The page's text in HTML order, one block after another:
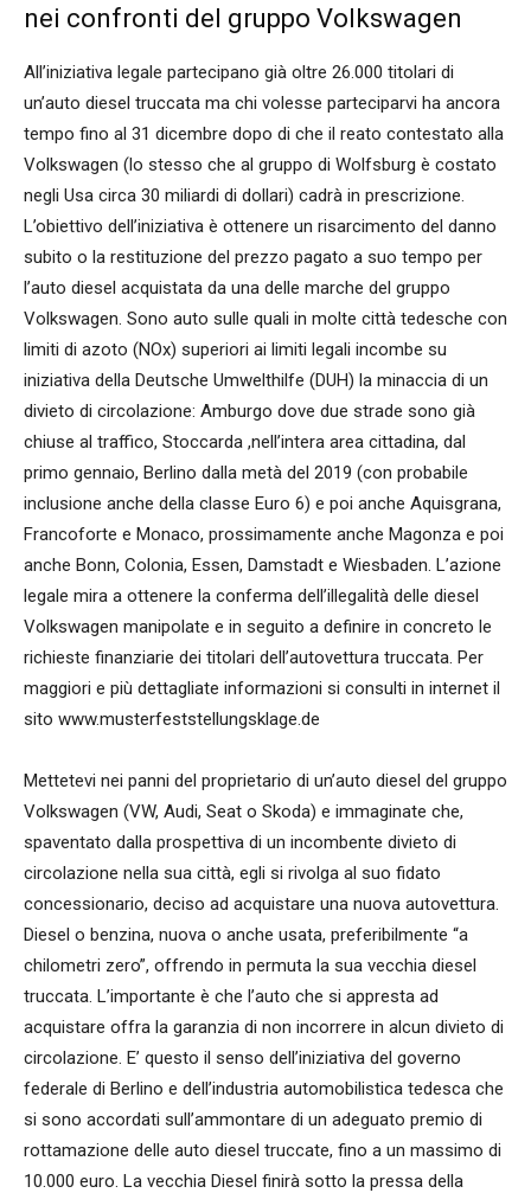
nei confronti del gruppo Volkswagen
All’iniziativa legale partecipano già oltre 26.000 titolari di
un’auto diesel truccata ma chi volesse parteciparvi ha ancora
tempo fino al 31 dicembre dopo di che il reato contestato alla
Volkswagen (lo stesso che al gruppo di Wolfsburg è costato
negli Usa circa 30 miliardi di dollari) cadrà in prescrizione.
L’obiettivo dell’iniziativa è ottenere un risarcimento del danno
subito o la restituzione del prezzo pagato a suo tempo per
l’auto diesel acquistata da una delle marche del gruppo
Volkswagen. Sono auto sulle quali in molte città tedesche con
limiti di azoto (NOx) superiori ai limiti legali incombe su
iniziativa della Deutsche Umwelthilfe (DUH) la minaccia di un
divieto di circolazione: Amburgo dove due strade sono già
chiuse al traffico, Stoccarda ,nell’intera area cittadina, dal
primo gennaio, Berlino dalla metà del 2019 (con probabile
inclusione anche della classe Euro 6) e poi anche Aquisgrana,
Francoforte e Monaco, prossimamente anche Magonza e poi
anche Bonn, Colonia, Essen, Damstadt e Wiesbaden. L’azione
legale mira a ottenere la conferma dell’illegalità delle diesel
Volkswagen manipolate e in seguito a definire in concreto le
richieste finanziarie dei titolari dell’autovettura truccata. Per
maggiori e più dettagliate informazioni si consulti in internet il
sito www.musterfeststellungsklage.de
Mettetevi nei panni del proprietario di un’auto diesel del gruppo
Volkswagen (VW, Audi, Seat o Skoda) e immaginate che,
spaventato dalla prospettiva di un incombente divieto di
circolazione nella sua città, egli si rivolga al suo fidato
concessionario, deciso ad acquistare una nuova autovettura.
Diesel o benzina, nuova o anche usata, preferibilmente “a
chilometri zero”, offrendo in permuta la sua vecchia diesel
truccata. L’importante è che l’auto che si appresta ad
acquistare offra la garanzia di non incorrere in alcun divieto di
circolazione. E’ questo il senso dell’iniziativa del governo
federale di Berlino e dell’industria automobilistica tedesca che
si sono accordati sull’ammontare di un adeguato premio di
rottamazione delle auto diesel truccate, fino a un massimo di
10.000 euro. La vecchia Diesel finirà sotto la pressa della